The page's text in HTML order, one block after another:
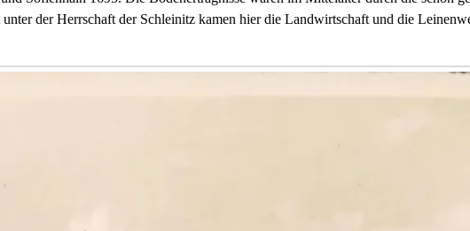
der Herrschaft der Schleinitz kamen hier die Landwirtschaft und die